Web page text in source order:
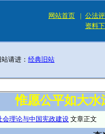
网站首页 | 公法
资料
请进： 经典旧站
惟愿公平如大
会理论与中国宪政建设 文章正文